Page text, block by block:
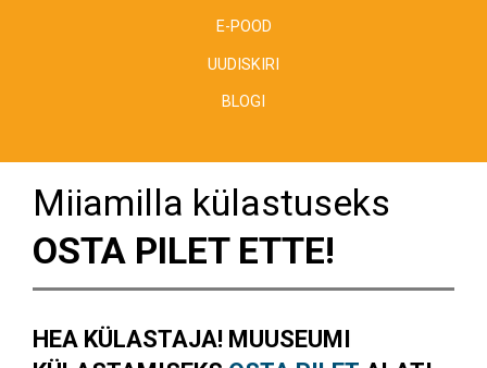
E-POOD
UUDISKIRI
BLOGI
Miiamilla külastuseks
OSTA PILET ETTE!
HEA KÜLASTAJA! MUUSEUMI